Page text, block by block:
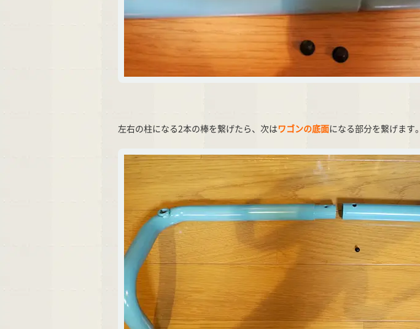
左右の柱になる2本の棒を繋げたら、次はワゴンの底面になる部分を繋げます。